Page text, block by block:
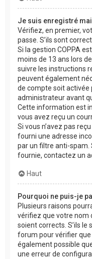
Je suis enregistré
Vérifiez, en premier,
passe. S’ils sont
Si la gestion COPPA
moins de 13 ans lors
suivre les instructions
peuvent également
de compte soit activée
administrateur avant
Cette information est
vous avez reçu un
Si vous n’avez pas
fourni une adresse
par un filtre anti-spam.
fournie, contactez un
Haut
Pourquoi ne puis-je
Plusieurs raisons
vérifiez que votre nom
soient corrects. S’ils
forum pour vérifier que
également possible
une erreur de